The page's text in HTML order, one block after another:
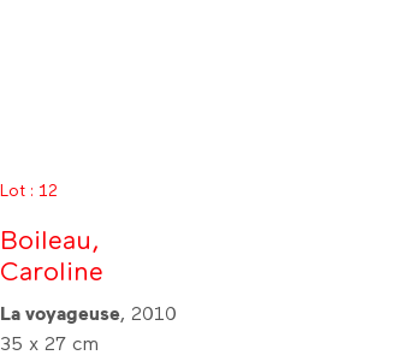
Lot : 12
Boileau,
Caroline
La voyageuse, 2010
35 x 27 cm